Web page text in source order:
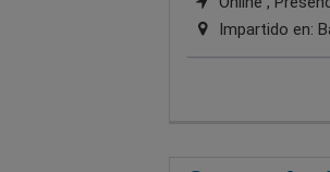
Impartido en: